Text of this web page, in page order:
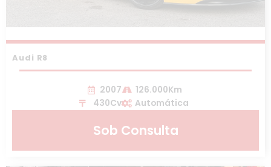
Audi R8
2007
126.000Km
430Cv
Automática
Sob Consulta